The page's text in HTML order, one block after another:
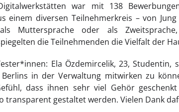
war mit 138
einem diversen Teilnehmerkreis – von
Muttersprache oder als
die Teilnehmenden die Vielfalt der
Ela Özdemircelik, 23, Studentin,
in der Verwaltung mitwirken zu
dass ihnen sehr viel Gehör
transparent gestaltet werden. Vielen Dank